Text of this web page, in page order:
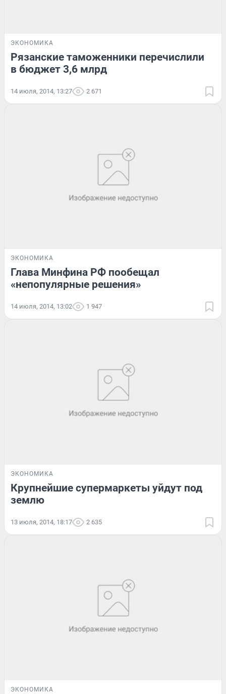
ЭКОНОМИКА
Рязанские таможенники перечислили
в бюджет 3,6 млрд
14 июля, 2014, 13:27 2 671
ЭКОНОМИКА
Глава Минфина РФ пообещал
«непопулярные решения»
14 июля, 2014, 13:02 1 947
ЭКОНОМИКА
Крупнейшие супермаркеты уйдут под
землю
13 июля, 2014, 18:17 2 635
ЭКОНОМИКА